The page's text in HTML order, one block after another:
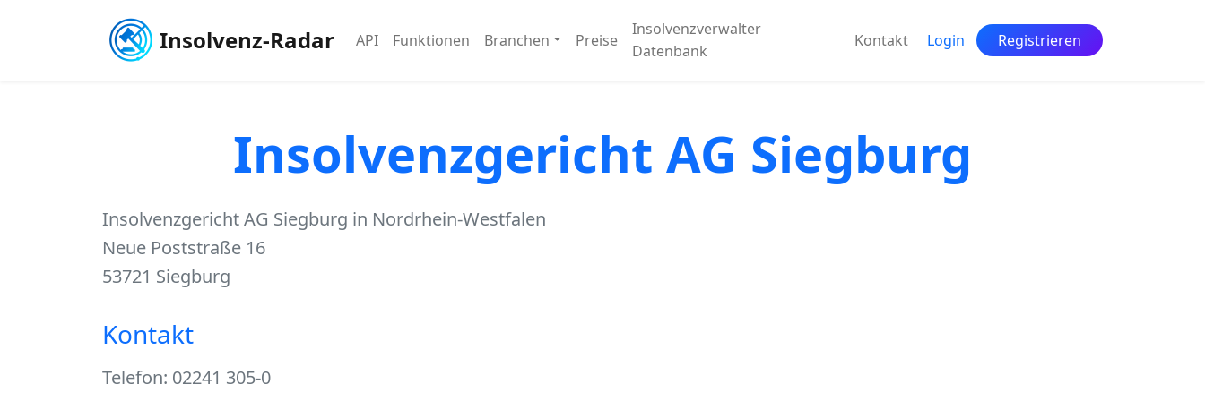
Insolvenz-Radar API Funktionen Branchen Preise
Insolvenzverwalter
Datenbank
Kontakt Login Registrieren
Insolvenzgericht AG Siegburg
Insolvenzgericht AG Siegburg in Nordrhein-Westfalen
Neue Poststraße 16
53721 Siegburg
Kontakt
Telefon: 02241 305-0